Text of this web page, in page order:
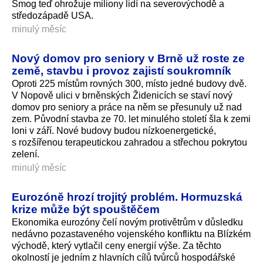
Smog teď ohrožuje miliony lidí na severovýchodě a
středozápadě USA.
minulý měsíc
Nový domov pro seniory v Brně už roste ze
země, stavbu i provoz zajistí soukromník
Oproti 225 místům rovných 300, místo jedné budovy dvě.
V Nopově ulici v brněnských Židenicích se staví nový
domov pro seniory a práce na něm se přesunuly už nad
zem. Původní stavba ze 70. let minulého století šla k zemi
loni v září. Nové budovy budou nízkoenergetické,
s rozšířenou terapeutickou zahradou a střechou pokrytou
zelení.
minulý měsíc
Eurozóně hrozí trojitý problém. Hormuzská
krize může být spouštěčem
Ekonomika eurozóny čelí novým protivětrům v důsledku
nedávno pozastaveného vojenského konfliktu na Blízkém
východě, který vytlačil ceny energií výše. Za těchto
okolností je jedním z hlavních cílů tvůrců hospodářské